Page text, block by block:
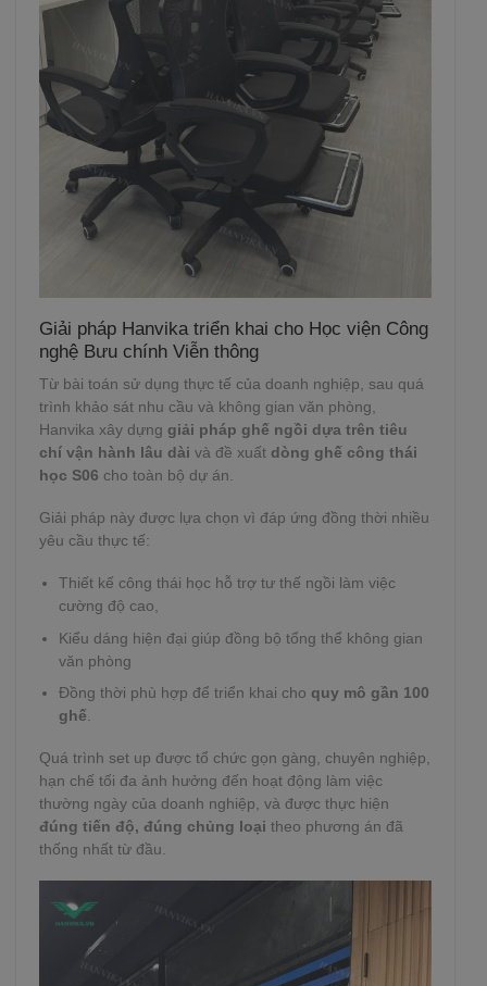
Giải pháp Hanvika triển khai cho Học viện Công
nghệ Bưu chính Viễn thông
Từ bài toán sử dụng thực tế của doanh nghiệp, sau quá
trình khảo sát nhu cầu và không gian văn phòng,
Hanvika xây dựng giải pháp ghế ngồi dựa trên tiêu
chí vận hành lâu dài và đề xuất dòng ghế công thái
học S06 cho toàn bộ dự án.
Giải pháp này được lựa chọn vì đáp ứng đồng thời nhiều
yêu cầu thực tế:
Thiết kế công thái học hỗ trợ tư thế ngồi làm việc
cường độ cao,
Kiểu dáng hiện đại giúp đồng bộ tổng thể không gian
văn phòng
Đồng thời phù hợp để triển khai cho quy mô gần 100
ghế
Quá trình set up được tổ chức gọn gàng, chuyên nghiệp,
hạn chế tối đa ảnh hưởng đến hoạt động làm việc
thường ngày của doanh nghiệp, và được thực hiện
đúng tiến độ, đúng chủng loại theo phương án đã
thống nhất từ đầu.